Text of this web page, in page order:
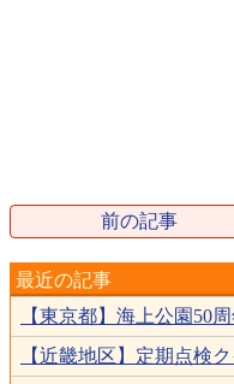
前の記事
最近の記事
【東京都】海上公園50
【近畿地区】定期点検